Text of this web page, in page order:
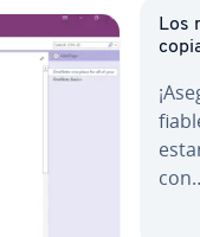
Los